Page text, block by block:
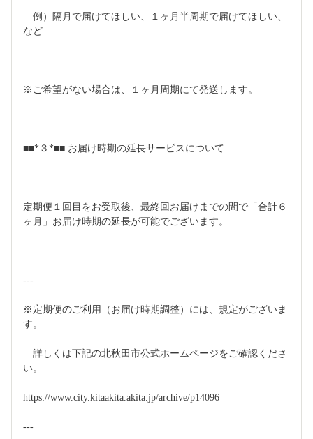
例）隔月で届けてほしい、１ヶ月半周期で届けてほしい、
など
※ご希望がない場合は、１ヶ月周期にて発送します。
■■*３*■■ お届け時期の延長サービスについて
定期便１回目をお受取後、最終回お届けまでの間で「合計６
ヶ月」お届け時期の延長が可能でございます。
---
※定期便のご利用（お届け時期調整）には、規定がございま
す。
詳しくは下記の北秋田市公式ホームページをご確認くださ
い。
https://www.city.kitaakita.akita.jp/archive/p14096
---